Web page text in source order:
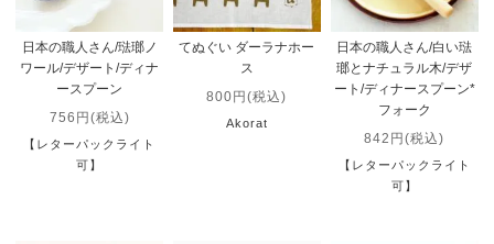
日本の職人さん/琺瑯ノ
ワール/デザート/ディナ
ースプーン
756円(税込)
【レターパックライト
可】
てぬぐい ダーラナホー
ス
800円(税込)
Akorat
日本の職人さん/白い琺
瑯とナチュラル木/デザ
ート/ディナースプーン*
フォーク
842円(税込)
【レターパックライト
可】